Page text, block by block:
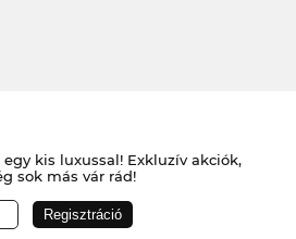
kis luxussal! Exkluzív akciók,
sok más vár rád!